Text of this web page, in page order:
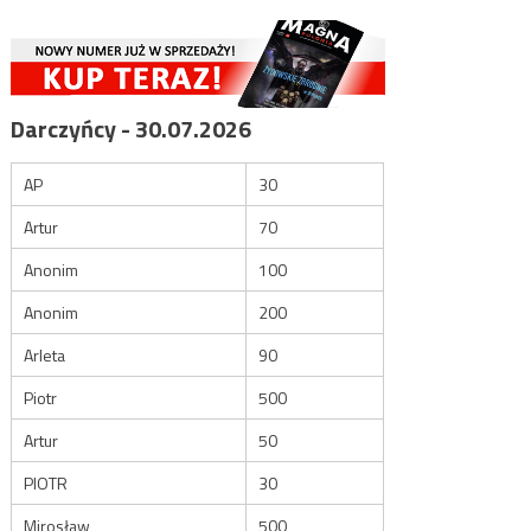
Darczyńcy - 30.07.2026
AP
30
Artur
70
Anonim
100
Anonim
200
Arleta
90
Piotr
500
Artur
50
PIOTR
30
Mirosław
500